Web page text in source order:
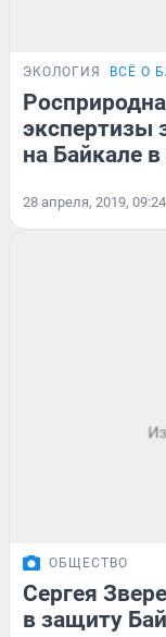
ЭКОЛОГИЯ ВСЁ О
экспертизы
на Байкале
28 апреля, 2019, 09:24
ОБЩЕСТВО
Сергея
в защиту